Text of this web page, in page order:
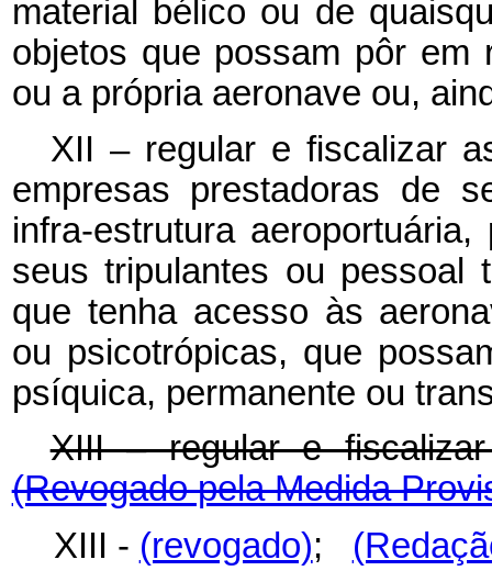
material bélico ou de
objetos que possam pôr em
ou a própria aeronave ou,
XII – regular e fiscalizar
empresas prestadoras de
infra-estrutura
seus tripulantes ou pessoal
que tenha acesso às
ou psicotrópicas, que
psíquica, permanente ou
XIII – regular e
(Revogado pela Medida
XIII - (revogado);